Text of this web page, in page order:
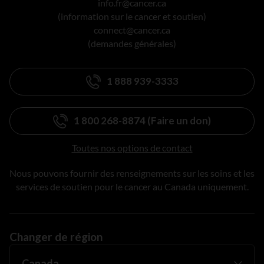
info.fr@cancer.ca
(information sur le cancer et soutien)
connect@cancer.ca
(demandes générales)
1 888 939-3333
1 800 268-8874 (Faire un don)
Toutes nos options de contact
Nous pouvons fournir des renseignements sur les soins et les
services de soutien pour le cancer au Canada uniquement.
Changer de région